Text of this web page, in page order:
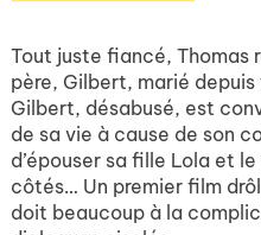
Tout juste fiancé, Thomas
père, Gilbert, marié depuis
Gilbert, désabusé, est
de sa vie à cause de son
d’épouser sa fille Lola et
côtés… Un premier film
doit beaucoup à la